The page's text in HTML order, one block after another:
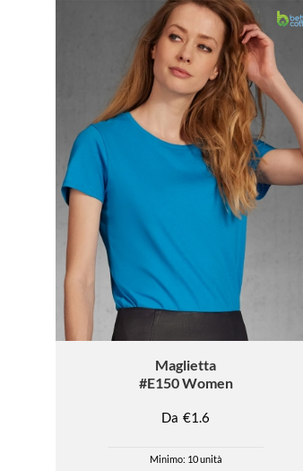
Maglietta
#E150 Women
Da €1.6
Minimo: 10 unità